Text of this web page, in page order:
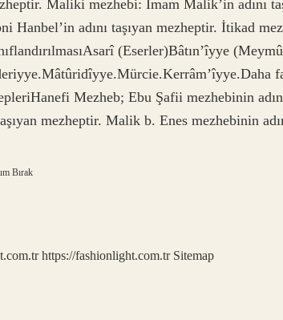
Maliki mezhebi: İmam Malik’in adını
Hanbel’in adını taşıyan mezheptir. İtikad
(Eserler)Bâtın’îyye
Mezheb; Ebu Şafii mezhebinin
mezheptir. Malik b. Enes mezhebinin
Bırak
https://fashionlight.com.tr Sitemap